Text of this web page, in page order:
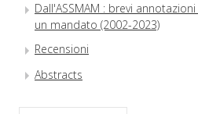
Dall'ASSMAM : brevi
un mandato (2002-2023)
Recensioni
Abstracts